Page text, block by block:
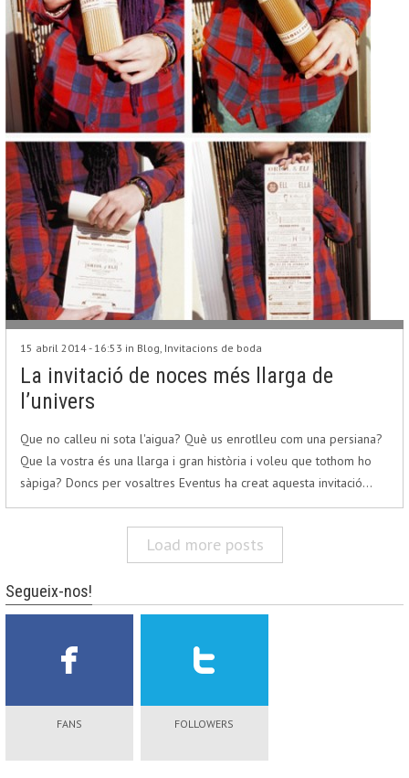
15 abril 2014 - 16:53 in Blog, Invitacions de boda
La invitació de noces més llarga de
l’univers
Que no calleu ni sota l'aigua? Què us enrotlleu com una persiana?
Que la vostra és una llarga i gran història i voleu que tothom ho
sàpiga? Doncs per vosaltres Eventus ha creat aquesta invitació…
Load more posts
Segueix-nos!
FANS FOLLOWERS